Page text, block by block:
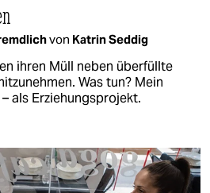
von Katrin Seddig
ihren Müll neben überfüllte
Was tun? Mein
als Erziehungsprojekt.